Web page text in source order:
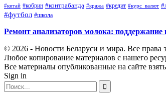
#китай #кобрин #контрабанда #кража #кредит #курс_валют
#футбол #школа
Ремонт анализаторов молока: поддержание
© 2026 - Новости Беларуси и мира. Все права
Любое копирование материалов с нашего
Все материалы опубликованные на сайте
Sign in